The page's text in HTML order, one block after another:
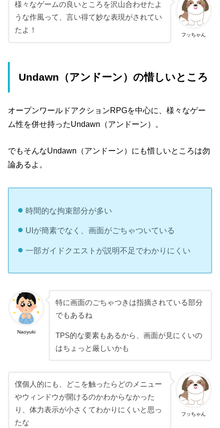
フッちゃん
様々なゲームの良いところを沢山合わせたよ
うな作風って、言い得て妙な表現がされてい
たよ！
Undawn（アンドーン）の惜しいところ
オープンワールドアクションRPGを中心に、様々なゲー
ム性を併せ持ったUndawn（アンドーン）。
でもそんなUndawn（アンドーン）にも惜しいところは勿
論あるよ。
時間的な拘束部分が多い
UIが簡素でなく、画面がごちゃついている
一部ガイドクエストが説明不足でわかりにくい
Naoyuki
特に画面のごちゃつきは指摘されている部分
でもあるね
TPS的な要素もあるから、画面が見にくいの
はちょっと厳しいかも
フッちゃん
僕個人的にも、どこを触ったらどのメニュー
やウィンドウが開けるのかわからなかった
り、体力表示が小さくてわかりにくいと思っ
たな